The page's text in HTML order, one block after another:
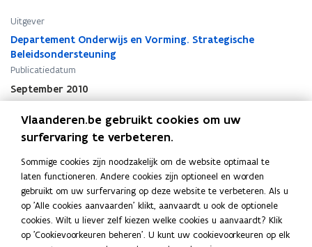
c
y
b
e
p
c
y
b
e
p
Uitgever
Departement Onderwijs en Vorming. Strategische
Beleidsondersteuning
Publicatiedatum
September 2010
Publicatietype
Brochure
Thema's
Werken in het onderwijs,Secundair onderwijs,
Onderwijsbeleid en -regelgeving, Gelijke kansen in het
onderwijs, ICT in het onderwijs,CLB - Centrum voor
Leerlingenbegeleiding,Gelijke kansen en diversiteit
Vlaanderen.be gebruikt cookies om uw
surfervaring te verbeteren.
Sommige cookies zijn noodzakelijk om de website optimaal te
laten functioneren. Andere cookies zijn optioneel en worden
gebruikt om uw surfervaring op deze website te verbeteren. Als u
op 'Alle cookies aanvaarden' klikt, aanvaardt u ook de optionele
cookies. Wilt u liever zelf kiezen welke cookies u aanvaardt? Klik
op 'Cookievoorkeuren beheren'. U kunt uw cookievoorkeuren op elk